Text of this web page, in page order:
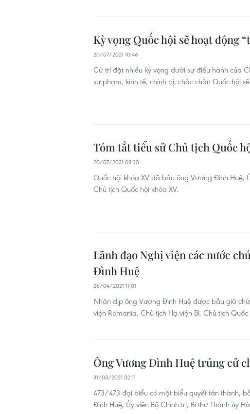
Kỳ vọng Quốc hội sẽ hoạt động
20/07/2021 10:46
Cử tri đặt nhiều kỳ vọng dưới sự điều hành của
sư phạm, kinh tế, chính trị, chắc chắn Quốc hội
Tóm tắt tiểu sử Chủ tịch Quốc
20/07/2021 08:30
Quốc hội khóa XV đã bầu ông Vương Đình Huệ,
Chủ tịch Quốc hội khóa XV.
Lãnh đạo Nghị viện các nước
Đình Huệ
26/04/2021 11:01
Nhân dịp ông Vương Đình Huệ được bầu giữ
viện Romania, Chủ tịch Hạ viện Bỉ, Chủ tịch
Ông Vương Đình Huệ trúng cử
31/03/2021 02:11
473/473 đại biểu có mặt biểu quyết tán thành,
Đình Huệ, Ủy viên Bộ Chính trị, Bí thư Thành ủy